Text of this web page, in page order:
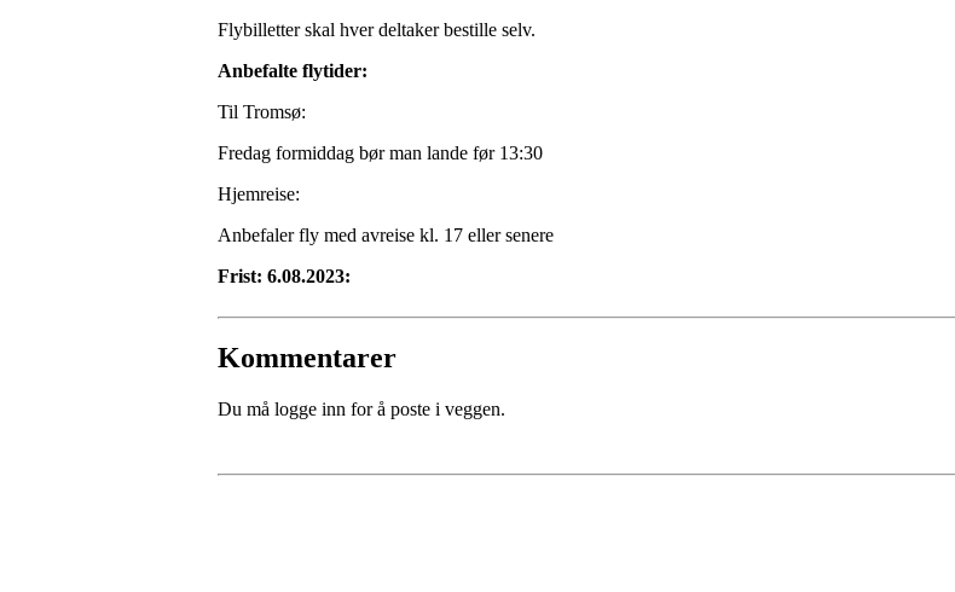
Flybilletter skal hver deltaker bestille selv.
Anbefalte flytider:
Til Tromsø:
Fredag formiddag bør man lande før 13:30
Hjemreise:
Anbefaler fly med avreise kl. 17 eller senere
Frist: 6.08.2023:
Kommentarer
Du må logge inn for å poste i veggen.